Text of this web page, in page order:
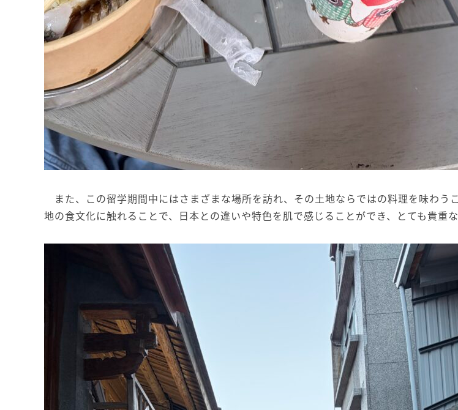
また、この留学期間中にはさまざまな場所を訪れ、その土地ならではの料理を味わう
地の食文化に触れることで、日本との違いや特色を肌で感じることができ、とても貴重